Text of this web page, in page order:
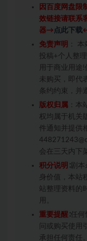
因百度网盘限
效链接请联系
器→ 点此下载
免责声明 ：
投稿+个人整
用于商业用途
未购买，即代
条约约束，并
版权归属 ：本
权均属于机关
件通知并提供
会在三天内下
积分说明 ∶剧
身价值，本站
站整理资料的
用。
重要提醒 ∶任
问或购买使用
承担任何责任